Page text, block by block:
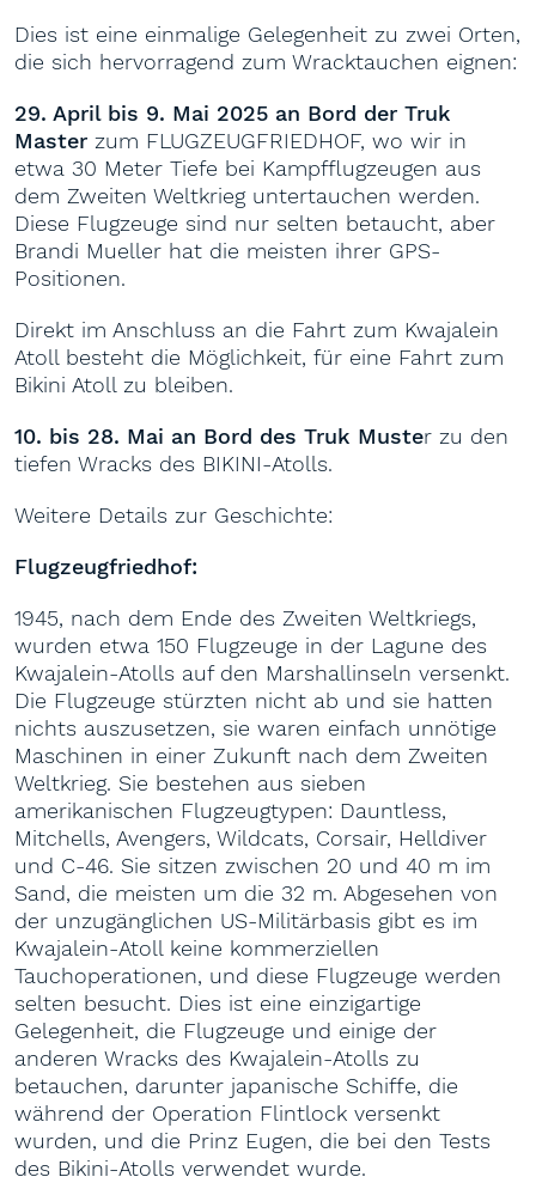
Dies ist eine einmalige Gelegenheit zu zwei Orten,
die sich hervorragend zum Wracktauchen eignen:
29. April bis 9. Mai 2025 an Bord der Truk
Master zum FLUGZEUGFRIEDHOF, wo wir in
etwa 30 Meter Tiefe bei Kampfflugzeugen aus
dem Zweiten Weltkrieg untertauchen werden.
Diese Flugzeuge sind nur selten betaucht, aber
Brandi Mueller hat die meisten ihrer GPS-
Positionen.
Direkt im Anschluss an die Fahrt zum Kwajalein
Atoll besteht die Möglichkeit, für eine Fahrt zum
Bikini Atoll zu bleiben.
10. bis 28. Mai an Bord des Truk Muster zu den
tiefen Wracks des BIKINI-Atolls.
Weitere Details zur Geschichte:
Flugzeugfriedhof:
1945, nach dem Ende des Zweiten Weltkriegs,
wurden etwa 150 Flugzeuge in der Lagune des
Kwajalein-Atolls auf den Marshallinseln versenkt.
Die Flugzeuge stürzten nicht ab und sie hatten
nichts auszusetzen, sie waren einfach unnötige
Maschinen in einer Zukunft nach dem Zweiten
Weltkrieg. Sie bestehen aus sieben
amerikanischen Flugzeugtypen: Dauntless,
Mitchells, Avengers, Wildcats, Corsair, Helldiver
und C-46. Sie sitzen zwischen 20 und 40 m im
Sand, die meisten um die 32 m. Abgesehen von
der unzugänglichen US-Militärbasis gibt es im
Kwajalein-Atoll keine kommerziellen
Tauchoperationen, und diese Flugzeuge werden
selten besucht. Dies ist eine einzigartige
Gelegenheit, die Flugzeuge und einige der
anderen Wracks des Kwajalein-Atolls zu
betauchen, darunter japanische Schiffe, die
während der Operation Flintlock versenkt
wurden, und die Prinz Eugen, die bei den Tests
des Bikini-Atolls verwendet wurde.